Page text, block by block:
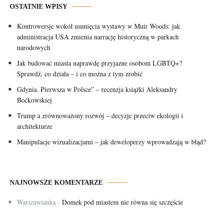
OSTATNIE WPISY
Kontrowersje wokół usunięcia wystawy w Muir Woods: jak
administracja USA zmienia narrację historyczną w parkach
narodowych
Jak budować miasta naprawdę przyjazne osobom LGBTQ+?
Sprawdź, co działa – i co można z tym zrobić
Gdynia. Pierwsza w Polsce” – recenzja książki Aleksandry
Boćkowskiej
Trump a zrównoważony rozwój – decyzje przeciw ekologii i
architekturze
Manipulacje wizualizacjami – jak deweloperzy wprowadzają w błąd?
NAJNOWSZE KOMENTARZE
Warszawianka - Domek pod miastem nie równa się szczęście